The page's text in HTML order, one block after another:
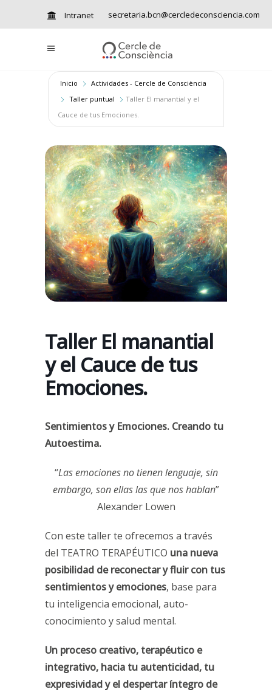
Intranet secretaria.bcn@cercledeconsciencia.com
Inicio
Actividades - Cercle de Consciència
Taller puntual
Taller El manantial y el
Cauce de tus Emociones.
Taller El manantial
y el Cauce de tus
Emociones.
Sentimientos y Emociones. Creando tu
Autoestima.
“Las emociones no tienen lenguaje, sin
embargo, son ellas las que nos hablan”
Alexander Lowen
Con este taller te ofrecemos a través
del TEATRO TERAPÉUTICO una nueva
posibilidad de reconectar y fluir con tus
sentimientos y emociones, base para
tu inteligencia emocional, auto-
conocimiento y salud mental.
Un proceso creativo, terapéutico e
integrativo, hacia tu autenticidad, tu
expresividad y el despertar íntegro de